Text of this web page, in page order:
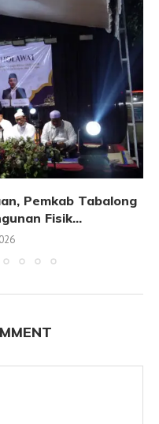
Pemkab Tabalong
Fisik...